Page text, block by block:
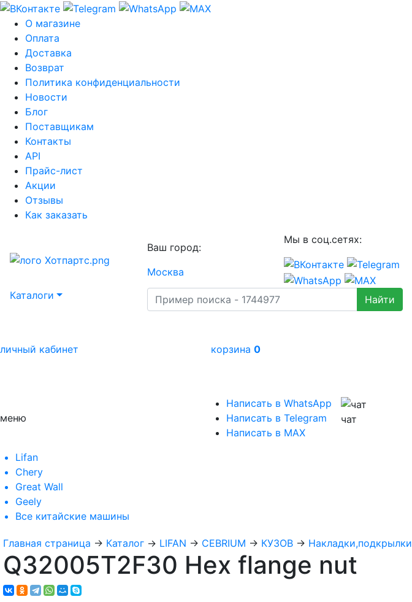
О магазине
Оплата
Доставка
Возврат
Политика конфиденциальности
Новости
Блог
Поставщикам
Контакты
API
Прайс-лист
Акции
Отзывы
Как заказать
Ваш город:
Москва
Мы в соц.сетях:
Каталоги
личный кабинет корзина 0
меню
Написать в WhatsApp
Написать в Telegram
Написать в MAX
чат
Lifan
Chery
Great Wall
Geely
Все китайские машины
Главная страница → Каталог → LIFAN → CEBRIUM → КУЗОВ → Накладки,подкрылки
Q32005T2F30 Hex flange nut